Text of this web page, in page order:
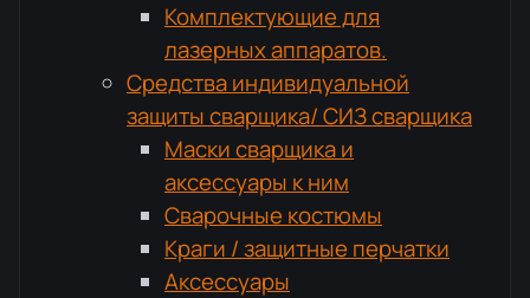
Комплектующие для
лазерных аппаратов.
Средства индивидуальной
защиты сварщика/ СИЗ сварщика
Маски сварщика и
аксессуары к ним
Сварочные костюмы
Краги / защитные перчатки
Аксессуары